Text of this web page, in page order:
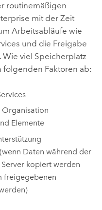
routinemäßigen
mit der Zeit
Arbeitsabläufe wie
und die Freigabe
Wie viel Speicherplatz
folgenden Faktoren ab:
Organisation
Elemente
Daten während der
kopiert werden
freigegebenen